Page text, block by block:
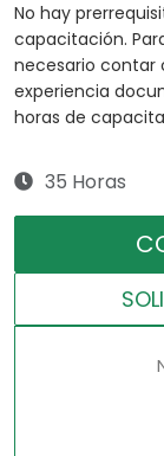
No hay
capacitación.
necesario contar
experiencia
horas de
35 Horas